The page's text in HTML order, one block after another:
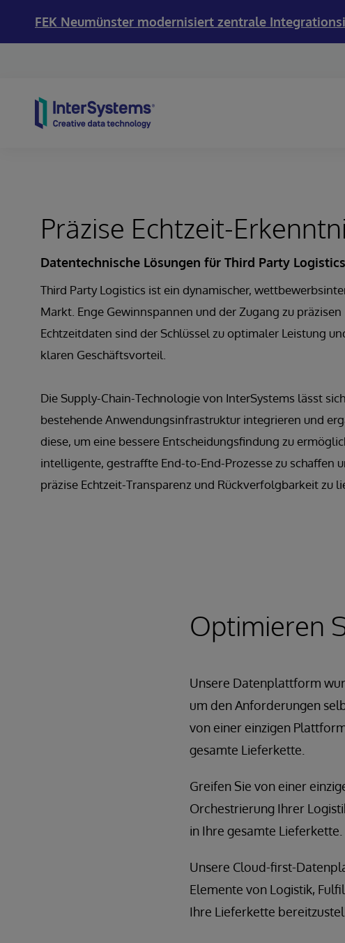
FEK Neumünster modernisiert zentrale
Präzise Echtzeit-
Datentechnische Lösungen für Third Party Logistics
Third Party Logistics ist ein dynamischer,
Markt. Enge Gewinnspannen und der Zugang zu präzisen
Echtzeitdaten sind der Schlüssel zu optimaler Leistung
klaren Geschäftsvorteil.
Die Supply-Chain-Technologie von InterSystems lässt
bestehende Anwendungsinfrastruktur integrieren und
diese, um eine bessere Entscheidungsfindung zu
intelligente, gestraffte End-to-End-Prozesse zu schaffen
präzise Echtzeit-Transparenz und Rückverfolgbarkeit zu
Optimieren
Unsere Datenplattform
um den Anforderungen
von einer einzigen
gesamte Lieferkette.
Greifen Sie von einer
Orchestrierung Ihrer
in Ihre gesamte Lieferkette.
Unsere Cloud-first-
Elemente von Logistik,
Ihre Lieferkette